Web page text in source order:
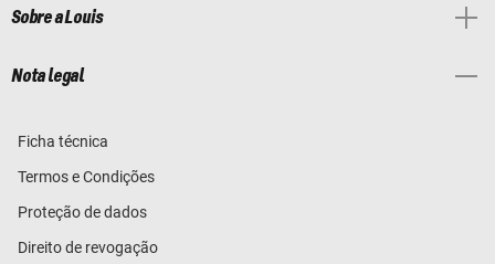
Sobre a Louis
Nota legal
Ficha técnica
Termos e Condições
Proteção de dados
Direito de revogação